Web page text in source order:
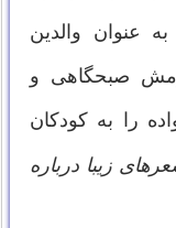
عنوان والدین
صبحگاهی و
را به کودکان
زیبا درباره